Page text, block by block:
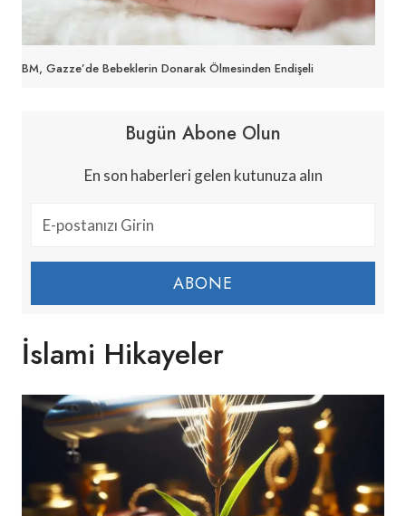
BM, Gazze’de Bebeklerin Donarak Ölmesinden Endişeli
Bugün Abone Olun
En son haberleri gelen kutunuza alın
ABONE
İslami Hikayeler